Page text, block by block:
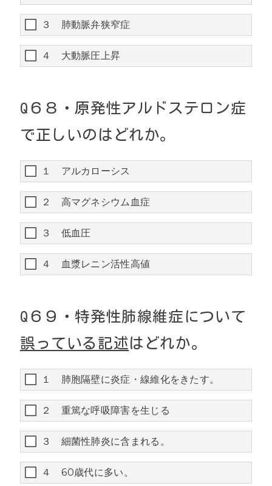
３ 肺動脈弁狭窄症
４ 大動脈圧上昇
Q ６８・ 原発性アルドステロン症
で正しいのはどれか。
１ アルカローシス
２ 高マグネシウム血症
３ 低血圧
４ 血漿レニン活性高値
Q ６９・特発性肺線維症について
誤っている 記述はどれか。
１ 肺胞隔壁に炎症・線維化をきたす。
２ 重篤な呼吸障害を生じる
３ 細菌性肺炎に含まれる。
４ 60歳代に多い。